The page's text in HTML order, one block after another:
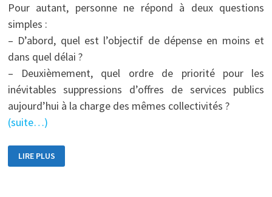
Pour autant, personne ne répond à deux questions
simples :
– D’abord, quel est l’objectif de dépense en moins et
dans quel délai ?
– Deuxièmement, quel ordre de priorité pour les
inévitables suppressions d’offres de services publics
aujourd’hui à la charge des mêmes collectivités ?
(suite…)
DE
RENOUVEAU
LIRE PLUS